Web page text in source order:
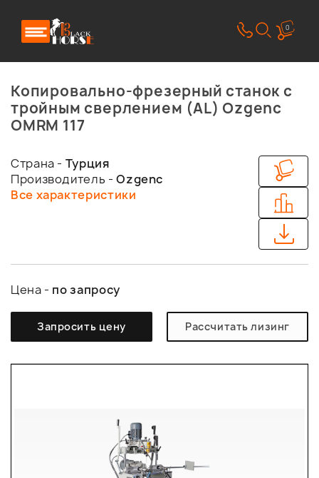
0
Копировально-фрезерный станок с
тройным сверлением (AL) Ozgenc
OMRM 117
Страна - Турция
Производитель -Ozgenc
Все характеристики
Цена - по запросу
Запросить цену Рассчитать лизинг